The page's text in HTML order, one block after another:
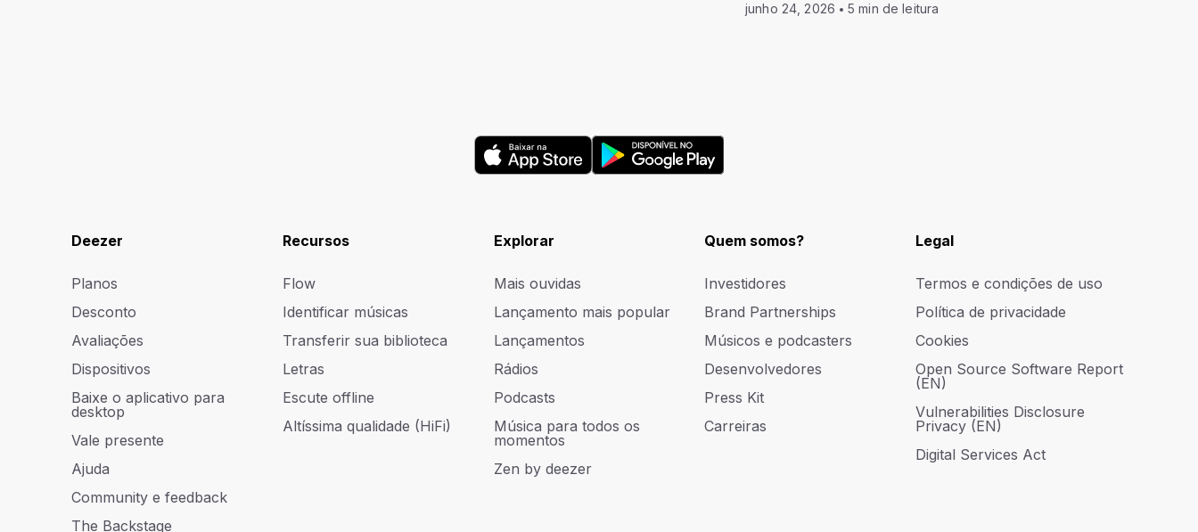
junho 24, 2026 5 min de leitura
Deezer
Planos
Desconto
Avaliações
Dispositivos
Baixe o aplicativo para
desktop
Vale presente
Ajuda
Community e feedback
The Backstage
Recursos
Flow
Identificar músicas
Transferir sua biblioteca
Letras
Escute offline
Altíssima qualidade (HiFi)
Explorar
Mais ouvidas
Lançamento mais popular
Lançamentos
Rádios
Podcasts
Música para todos os
momentos
Zen by deezer
Quem somos?
Investidores
Brand Partnerships
Músicos e podcasters
Desenvolvedores
Press Kit
Carreiras
Legal
Termos e condições de uso
Política de privacidade
Cookies
Open Source Software Report
(EN)
Vulnerabilities Disclosure
Privacy (EN)
Digital Services Act